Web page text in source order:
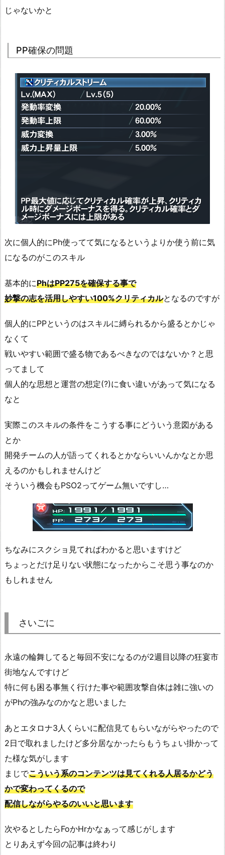
じゃないかと
PP確保の問題
次に個人的にPh使ってて気になるというよりか使う前に気
になるのがこのスキル
基本的にPhはPP275を確保する事で
妙撃の志を活用しやすい100%クリティカルとなるのですが
個人的にPPというのはスキルに縛られるから盛るとかじゃ
なくて
戦いやすい範囲で盛る物であるべきなのではないか？と思
ってまして
個人的な思想と運営の想定(?)に食い違いがあって気になる
なと
実際このスキルの条件をこうする事にどういう意図がある
とか
開発チームの人が語ってくれるとかならいいんかなとか思
えるのかもしれませんけど
そういう機会もPSO2ってゲーム無いですし…
ちなみにスクショ見てればわかると思いますけど
ちょっとだけ足りない状態になったからこそ思う事なのか
もしれません
さいごに
永遠の輪舞してると毎回不安になるのが2週目以降の狂宴市
街地なんですけど
特に何も困る事無く行けた事や範囲攻撃自体は雑に強いの
がPhの強みなのかなと思いました
あとエタロナ3人くらいに配信見てもらいながらやったので
2日で取れましたけど多分居なかったらもうちょい掛かって
た様な気がします
まじでこういう系のコンテンツは見てくれる人居るかどう
かで変わってくるので
配信しながらやるのいいと思います
次やるとしたらFoかHrかなぁって感じがします
とりあえず今回の記事は終わり